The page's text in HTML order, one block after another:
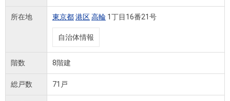
所在地 東京都港区高輪 1丁目16番21号
自治体情報
階数 8階建
総戸数 71戸